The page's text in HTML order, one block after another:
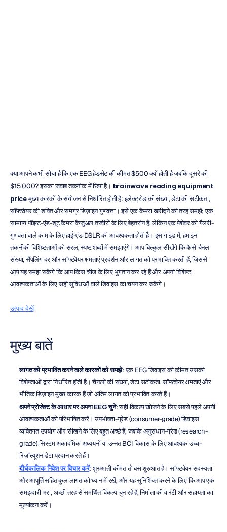
क्या आपने कभी सोचा है कि एक EEG हेडसेट की कीमत $500 क्यों होती है जबकि दूसरे की
$15,000? इसका जवाब तकनीक में छिपा है। brainwave reading equipment
price मुख्य कारकों के संयोजन से निर्धारित होती है: इलेक्ट्रोड की संख्या, डेटा की सटीकता,
सॉफ्टवेयर की शक्ति और समग्र डिज़ाइन गुणवत्ता। इसे एक कैमरा खरीदने की तरह समझें; एक
सामान्य पॉइन्ट-एंड-शूट कैमरा कैजुअल तस्वीरों के लिए बेहतरीन है, लेकिन एक पेशेवर को गैलरी-
गुणवत्ता वाले काम के लिए हाई-एंड DSLR की आवश्यकता होती है। इस गाइड में, हम इन
तकनीकी विशिष्टताओं को सरल, स्पष्ट शब्दों में समझाएंगे। आप बिल्कुल सीखेंगे कि कैसे चैनल
संख्या, सैंपलिंग दर और सॉफ्टवेयर क्षमताएं प्रदर्शन और लागत को प्रभावित करती हैं, जिससे
आप यह समझ सकेंगे कि आप किस चीज के लिए भुगतान कर रहे हैं और अपनी विशिष्ट
आवश्यकताओं के लिए सही सुविधाओं वाले डिवाइस का चयन कर सकेंगे।
उत्पाद देखें
मुख्य बातें
लागत को प्रभावित करने वाले कारकों को समझें: एक EEG डिवाइस की कीमत उसकी
विशेषताओं द्वारा निर्धारित होती है। चैनलों की संख्या, डेटा सटीकता, सॉफ्टवेयर क्षमताएं और
भौतिक डिज़ाइन मुख्य कारक हैं जो अंतिम लागत को प्रभावित करते हैं।
अपने प्रोजेक्ट के आधार पर अपना EEG चुनें: सही विकल्प खोजने के लिए सबसे पहले अपनी
आवश्यकताओं को परिभाषित करें। उपभोक्ता-ग्रेड (consumer-grade) डिवाइस
व्यक्तिगत उपयोग और सीखने के लिए बहुत अच्छे हैं, जबकि अनुसंधान-ग्रेड (research-
grade) सिस्टम अकादमिक अध्ययनों या उन्नत BCI विकास के लिए आवश्यक उच्च-
रिज़ॉल्यूशन डेटा प्रदान करते हैं।
दीर्घकालिक निवेश पर विचार करें: शुरुआती कीमत तो बस शुरुआत है। सॉफ्टवेयर सदस्यता
और आपूर्ति सहित कुल लागत को ध्यान में रखें, और यह सुनिश्चित करने के लिए कि आप एक
समझदारी भरा, अच्छी तरह से समर्थित विकल्प चुन रहे हैं, निर्माता की वारंटी और सहायता का
मूल्यांकन करें।